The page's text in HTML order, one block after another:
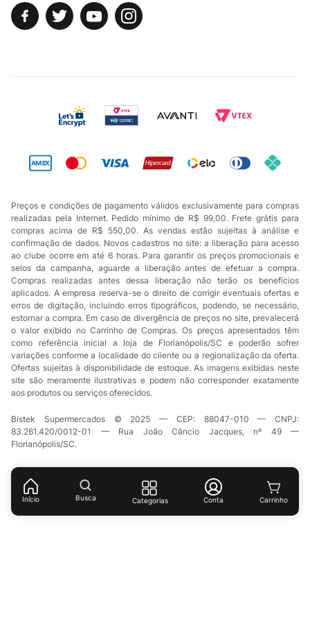
Início Busca Categorias Conta
Preços e condições de pagamento válidos exclusivamente para compras
realizadas pela Internet. Pedido mínimo de R$ 99,00. Frete grátis para
compras acima de R$ 550,00. As vendas estão sujeitas à análise e
confirmação de dados. Novos cadastros no site: a liberação para acesso
ao clube ocorre em até 6 horas. Para garantir os preços promocionais e
selos da campanha, aguarde a liberação antes de efetuar a compra.
Compras realizadas antes dessa liberação não terão os benefícios
aplicados. A empresa reserva-se o direito de corrigir eventuais ofertas e
erros de digitação, incluindo erros tipográficos, podendo, se necessário,
estornar a compra. Em caso de divergência de preços no site, prevalecerá
o valor exibido no Carrinho de Compras. Os preços apresentados têm
como referência inicial a loja de Florianópolis/SC e poderão sofrer
variações conforme a localidade do cliente ou a regionalização da oferta.
Ofertas sujeitas à disponibilidade de estoque. As imagens exibidas neste
site são meramente ilustrativas e podem não corresponder exatamente
aos produtos ou serviços oferecidos.
Bistek Supermercados © 2025 — CEP: 88047-010 — CNPJ:
83.261.420/0012-01 — Rua João Câncio Jacques, nº 49 —
Florianópolis/SC.